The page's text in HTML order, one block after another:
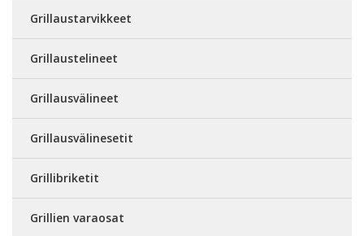
Grillaustarvikkeet
Grillaustelineet
Grillausvälineet
Grillausvälinesetit
Grillibriketit
Grillien varaosat